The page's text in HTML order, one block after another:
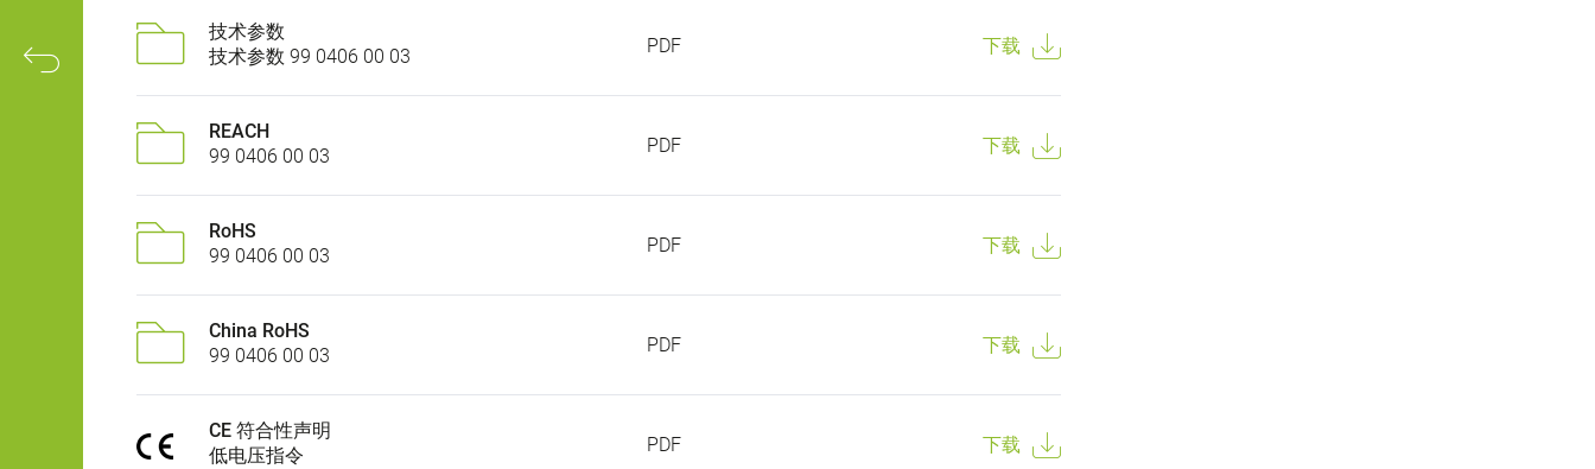
技术参数
技术参数 99 0406 00 03
PDF 下载
REACH
99 0406 00 03
PDF 下载
RoHS
99 0406 00 03
PDF 下载
China RoHS
99 0406 00 03
PDF 下载
CE 符合性声明
低电压指令
PDF 下载